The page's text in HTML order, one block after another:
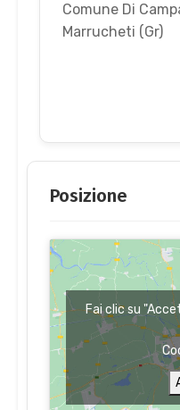
Comune Di
Marrucheti (Gr)
Posizione
Fai clic su